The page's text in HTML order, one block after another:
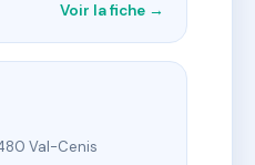
Voir la fiche →
Val-Cenis